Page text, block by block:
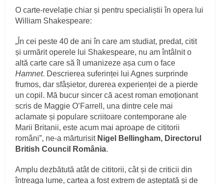
O carte-revelație chiar și pentru specialiștii în opera lui
William Shakespeare:
„În cei peste 40 de ani în care am studiat, predat, citit
și urmărit operele lui Shakespeare, nu am întâlnit o
altă carte care să îl umanizeze așa cum o face
Hamnet. Descrierea suferinței lui Agnes surprinde
frumos, dar sfâșietor, durerea experienței de a pierde
un copil. Mă bucur sincer că acest roman emoționant
scris de Maggie O’Farrell, una dintre cele mai
aclamate și populare scriitoare contemporane ale
Marii Britanii, este acum mai aproape de cititorii
români”, ne-a mărturisit Nigel Bellingham, Directorul
British Council România.
Amplu dezbătută atât de cititorii, cât și de criticii din
întreaga lume, cartea a fost extrem de așteptată și de